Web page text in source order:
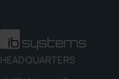
HEADQUARTERS